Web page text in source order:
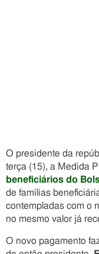
O presidente da
terça (15), a Medida
beneficiários do
de famílias
contempladas com o
no mesmo valor já
O novo pagamento